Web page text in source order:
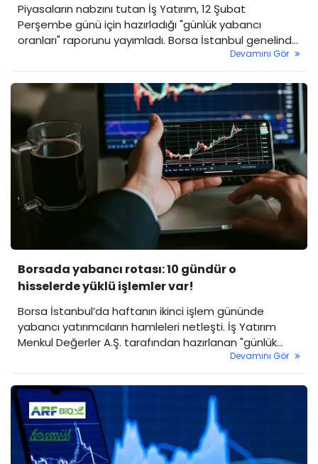
Piyasaların nabzını tutan İş Yatırım, 12 Şubat
Perşembe günü için hazırladığı "günlük yabancı
oranları" raporunu yayımladı. Borsa İstanbul genelinde
yabancı payı sınırlı bir geri çekilmeyle yüzde 36,55
seviyesine gerilerken, bazı hisselerdeki 10 günlük
kesintisiz yabancı girişi dikkat çekiyor.
Devamını Gör
Borsada yabancı rotası: 10 gündür o
hisselerde yüklü işlemler var!
Borsa İstanbul’da haftanın ikinci işlem gününde
yabancı yatırımcıların hamleleri netleşti. İş Yatırım
Menkul Değerler A.Ş. tarafından hazırlanan "günlük
yabancı oranları" raporuna göre piyasadaki toplam
yabancı payı günlük bazda -0.29 puanlık sınırlı bir geri
çekilmeyle yüzde 36.84 seviyesine geriledi.
Devamını Gör